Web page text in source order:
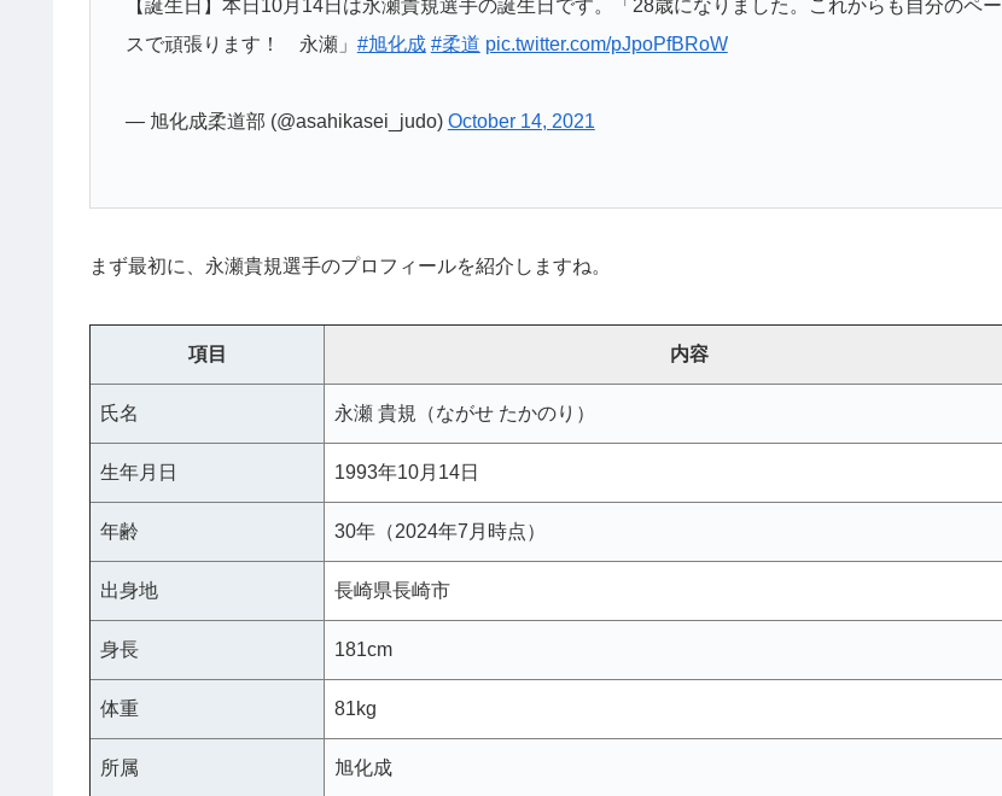
【誕生日】本日10月14日は永瀬貴規選手の誕生日です。「28歳になりました。これからも自分のペー
スで頑張ります！ 永瀬」 #旭化成 #柔道 pic.twitter.com/pJpoPfBRoW
— 旭化成柔道部 (@asahikasei_judo) October 14, 2021
まず最初に、永瀬貴規選手のプロフィールを紹介しますね。
項目 内容
氏名 永瀬 貴規（ながせ たかのり）
生年月日 1993年10月14日
年齢 30年（2024年7月時点）
出身地 長崎県長崎市
身長 181cm
体重 81kg
所属 旭化成